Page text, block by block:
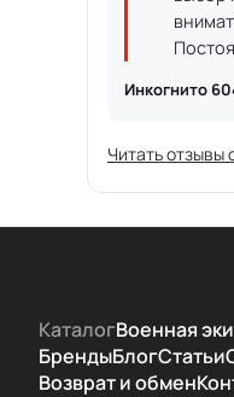
Инкогнито
Читать отзывы
КаталогВоенная
БрендыБлогСтатьи
Возврат и обмен